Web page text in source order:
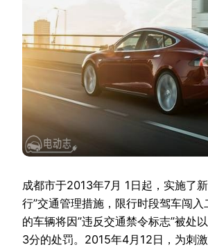
成都市于2013年7月 1日起，实施了
行”交通管理措施，限行时段驾车闯入
的车辆将因”违反交通禁令标志”被处
3分的处罚。2015年4月12日，为刺